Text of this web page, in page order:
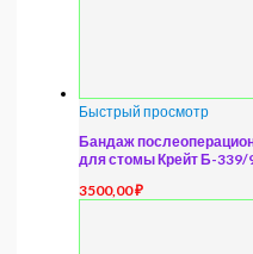
Быстрый просмотр
Бандаж
для стомы Крейт Б-339/
3500,00₽